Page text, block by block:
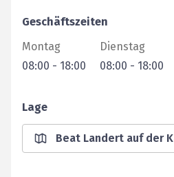
Geschäftszeiten
Montag
08:00 - 18:00
Dienstag
08:00 - 18:00
Lage
Beat Landert auf der